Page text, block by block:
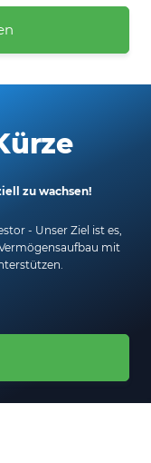
zu wachsen!
- Unser Ziel ist es,
mit